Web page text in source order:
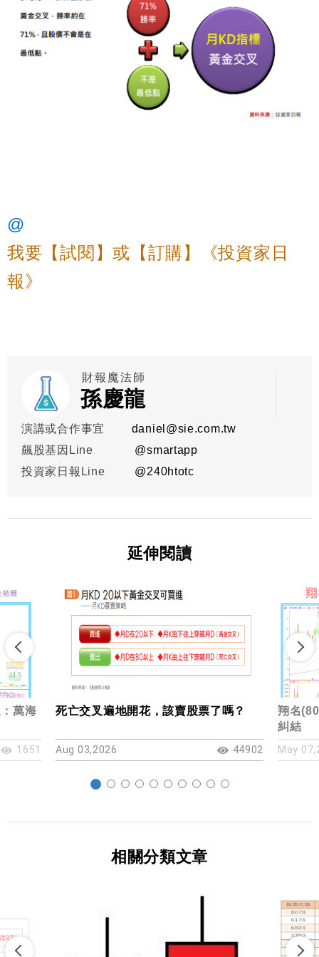
@
我要【試閱】或【訂購】《投資家日
報》
財報魔法師
孫慶龍
演講或合作事宜
daniel@sie.com.tw
飆股基因Line
@smartapp
投資家日報Line
@240htotc
延伸閱讀
萬海
1651
死亡交叉遍地開花，該賣股票了嗎？
Aug 03,2026 44902
翔名
糾結
May
相關分類文章